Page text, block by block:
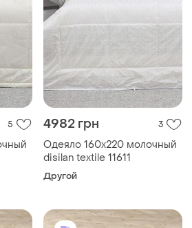
5 4982 грн 3
Одеяло 160х220 молочный
disilan textile 11611
Другой